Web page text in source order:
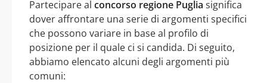
Partecipare al concorso regione Puglia significa
dover affrontare una serie di argomenti specifici
che possono variare in base al profilo di
posizione per il quale ci si candida. Di seguito,
abbiamo elencato alcuni degli argomenti più
comuni: